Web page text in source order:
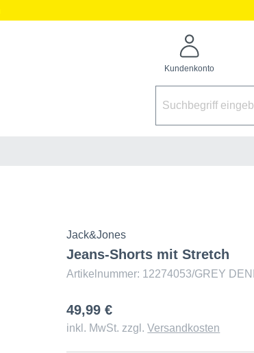
Kundenkonto
Jack&Jones
Jeans-Shorts mit Stretch
Artikelnummer: 12274053/GREY
49,99 €
inkl. MwSt. zzgl.Versandkosten